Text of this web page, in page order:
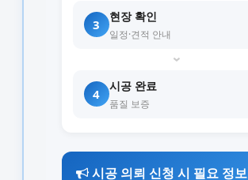
3
현장 확인
일정·견적 안내
›
4
시공 완료
품질 보증
시공 의뢰 신청 시 필요 정보